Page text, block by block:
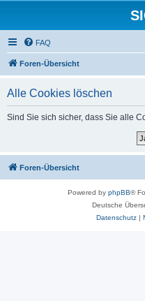
FAQ
Foren-Übersicht
Alle Cookies löschen
Sind Sie sich sicher, dass Sie alle
Foren-Übersicht
Powered by phpBB®
Deutsche
Datenschutz|